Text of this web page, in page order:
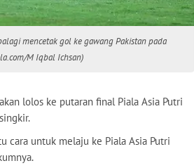
mencetak gol ke gawang Pakistan pada
M Iqbal Ichsan)
lolos ke putaran final Piala Asia Putri
cara untuk melaju ke Piala Asia Putri